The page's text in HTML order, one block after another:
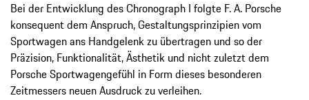
Bei der Entwicklung des Chronograph I folgte F. A. Porsche
konsequent dem Anspruch, Gestaltungsprinzipien vom
Sportwagen ans Handgelenk zu übertragen und so der
Präzision, Funktionalität, Ästhetik und nicht zuletzt dem
Porsche Sportwagengefühl in Form dieses besonderen
Zeitmessers neuen Ausdruck zu verleihen.